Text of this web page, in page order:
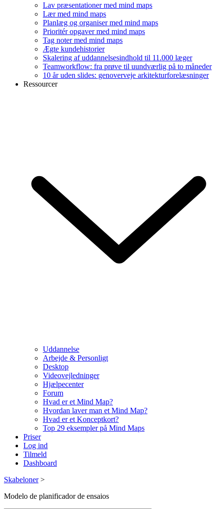
Lav præsentationer med mind maps
Lær med mind maps
Planlæg og organiser med mind maps
Prioritér opgaver med mind maps
Tag noter med mind maps
Ægte kundehistorier
Skalering af uddannelsesindhold til 11.000 læger
Teamworkflow: fra prøve til uundværlig på to måneder
10 år uden slides: genoverveje arkitekturforelæsninger
Ressourcer
Uddannelse
Arbejde & Personligt
Desktop
Videovejledninger
Hjælpecenter
Forum
Hvad er et Mind Map?
Hvordan laver man et Mind Map?
Hvad er et Konceptkort?
Top 29 eksempler på Mind Maps
Priser
Log ind
Tilmeld
Dashboard
Skabeloner >
Modelo de planificador de ensaios